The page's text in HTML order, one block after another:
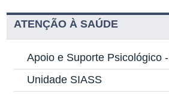
ATENÇÃO À SAÚDE
Apoio e Suporte Psicológico -
Unidade SIASS